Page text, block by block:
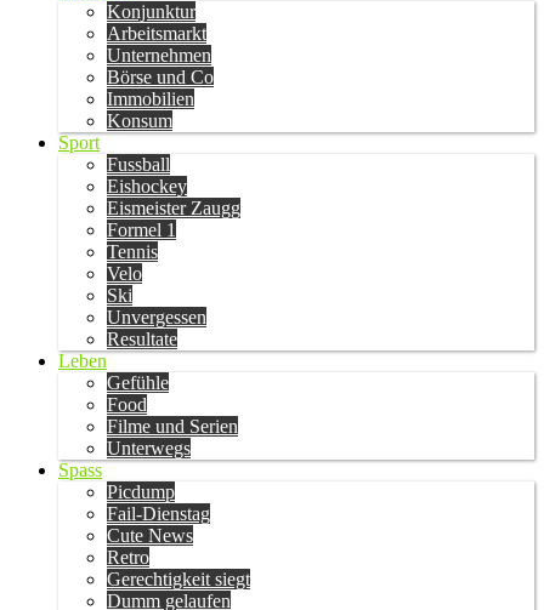
Konjunktur
Arbeitsmarkt
Unternehmen
Börse und Co
Immobilien
Konsum
Sport
Fussball
Eishockey
Eismeister Zaugg
Formel 1
Tennis
Velo
Ski
Unvergessen
Resultate
Leben
Gefühle
Food
Filme und Serien
Unterwegs
Spass
Picdump
Fail-Dienstag
Cute News
Retro
Gerechtigkeit siegt
Dumm gelaufen